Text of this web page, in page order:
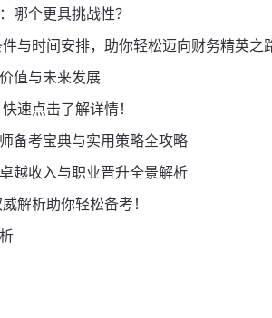
哪个更具挑战性？
与时间安排，助你轻松迈向财务精英之
值与未来发展
速点击了解详情！
备考宝典与实用策略全攻略
越收入与职业晋升全景解析
解析助你轻松备考！